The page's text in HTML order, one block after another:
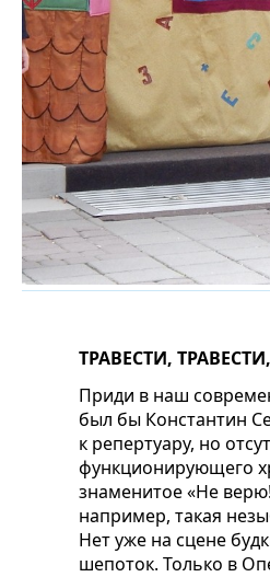
ТРАВЕСТИ,
Приди в наш
был бы Константин
к репертуару, но
функционирующего
знаменитое «Не
например, такая
Нет уже на сцене
шепоток. Только в